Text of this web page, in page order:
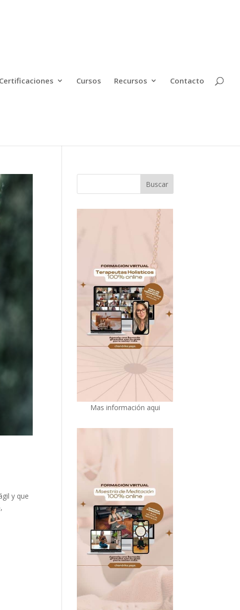
Certificaciones Cursos Recursos Contacto
y que
Mas información aqui